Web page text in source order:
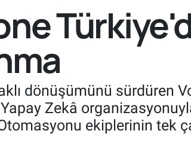
dönüşümünü sürdüren
Zekâ
ekiplerinin tek